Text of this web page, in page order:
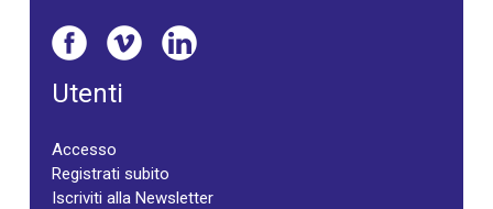
Utenti
Accesso
Registrati subito
Iscriviti alla Newsletter